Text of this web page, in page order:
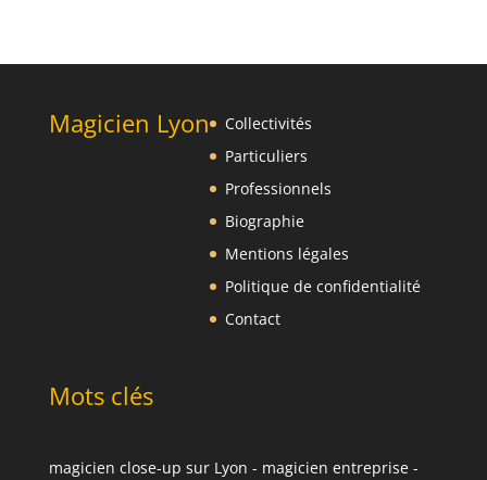
Magicien Lyon
Collectivités
Particuliers
Professionnels
Biographie
Mentions légales
Politique de confidentialité
Contact
Mots clés
magicien close-up sur Lyon - magicien entreprise-